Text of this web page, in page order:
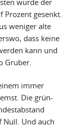
gesenkt.
weniger alte
dass keine
kann und
Gruber.
immer
Die grün-
Null. Und auch